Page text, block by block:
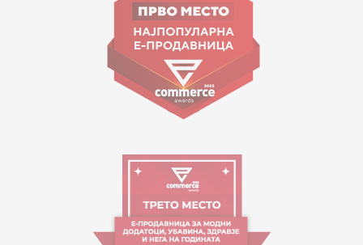
contact@mytime.mk
Работно време:
09:00 до 17:00